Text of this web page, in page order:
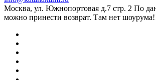
Москва, ул. Южнопортовая д.7 стр. 2 По
можно принести возврат. Там нет